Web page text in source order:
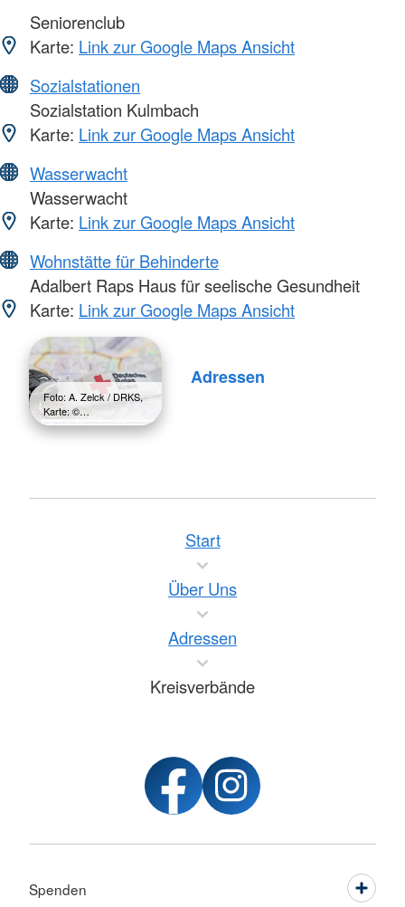
Seniorenclub
Karte: Link zur Google Maps Ansicht
Sozialstationen
Sozialstation Kulmbach
Karte: Link zur Google Maps Ansicht
Wasserwacht
Wasserwacht
Karte: Link zur Google Maps Ansicht
Wohnstätte für Behinderte
Adalbert Raps Haus für seelische Gesundheit
Karte: Link zur Google Maps Ansicht
Foto: A. Zelck / DRKS,
Karte: ©…
Adressen
Start
Über Uns
Adressen
Kreisverbände
Spenden